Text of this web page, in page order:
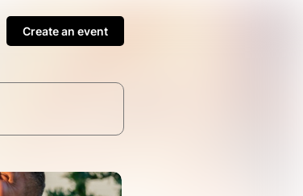
Create an event